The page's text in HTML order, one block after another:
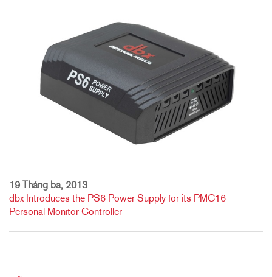
19 Tháng ba, 2013
dbx Introduces the PS6 Power Supply for its PMC16
Personal Monitor Controller